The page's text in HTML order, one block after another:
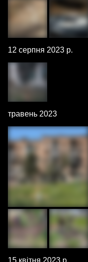
12 серпня 2023 р.
травень 2023
15 квітня 2023 р.